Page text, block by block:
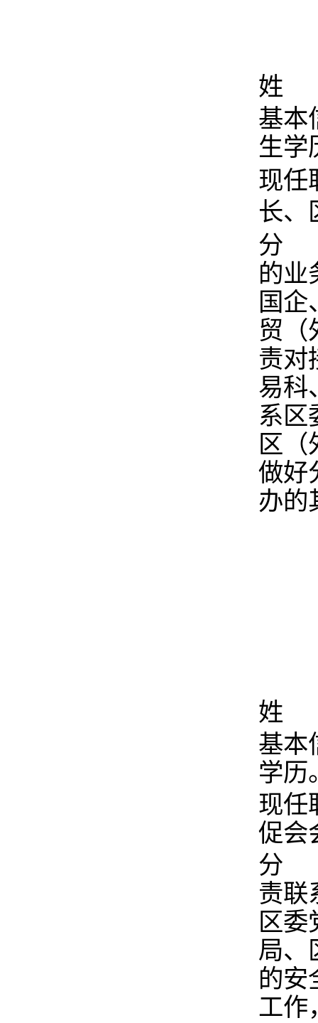
姓
基本
生学
现任
长、
分
的业
国企
贸（
责对
易科
系区
区
做好
办的
姓
基本
学历
现任
促会
分
责联
区
局、
的安
工作